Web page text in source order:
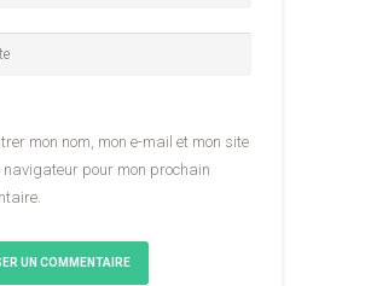
mon nom, mon e-mail et mon site
navigateur pour mon prochain